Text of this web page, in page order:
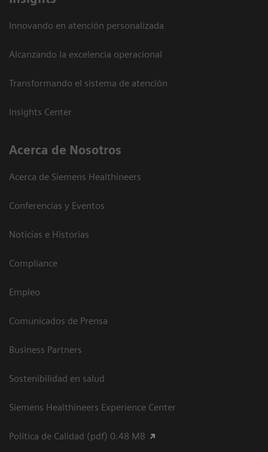
Innovando en atención personalizada
Alcanzando la excelencia operacional
Transformando el sistema de atención
Insights Center
Acerca de Nosotros
Acerca de Siemens Healthineers
Conferencias y Eventos
Noticias e Historias
Compliance
Empleo
Comunicados de Prensa
Business Partners
Sostenibilidad en salud
Siemens Healthineers Experience Center
Política de Calidad (pdf) 0.48 MB